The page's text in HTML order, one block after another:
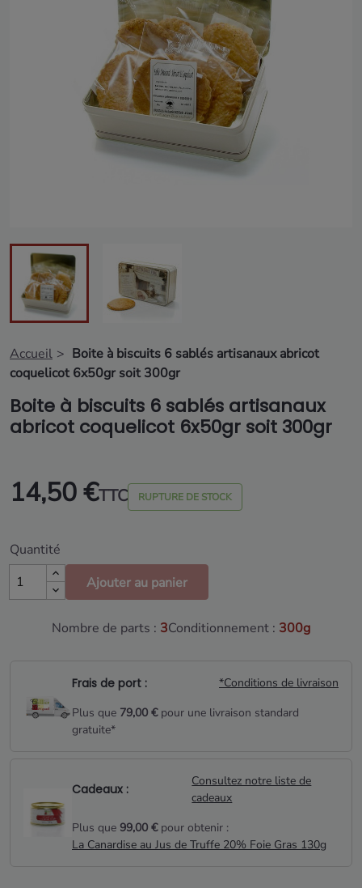
Accueil
Boite à biscuits 6 sablés artisanaux abricot
coquelicot 6x50gr soit 300gr
Boite à biscuits 6 sablés artisanaux
abricot coquelicot 6x50gr soit 300gr
14,50 €TTC RUPTURE DE STOCK
Quantité
Ajouter au panier
Nombre de parts : 3Conditionnement : 300g
Frais de port :
*Conditions de livraison
Plus que 79,00 €pour une livraison standard
gratuite*
Cadeaux :
Consultez notre liste de
cadeaux
Plus que 99,00 €pour obtenir :
La Canardise au Jus de Truffe 20% Foie Gras 130g